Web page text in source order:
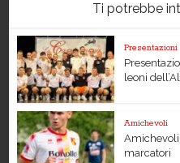
Ti potrebbe
Presentazioni
leoni
Amichevoli
marcatori